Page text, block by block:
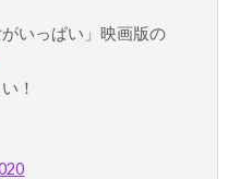
いっぱい」映画版の
！